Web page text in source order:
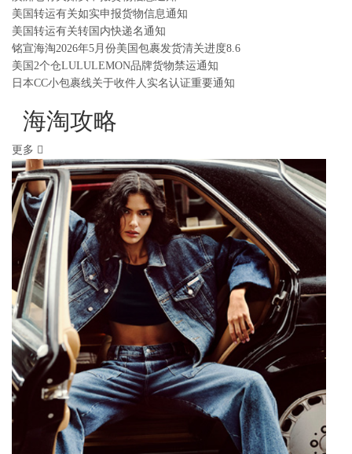
美国转运有关如实申报货物信息通知
美国转运有关转国内快递名通知
铭宣海淘2026年5月份美国包裹发货清关进度8.6
美国2个仓LULULEMON品牌货物禁运通知
日本CC小包裹线关于收件人实名认证重要通知
海淘攻略
更多